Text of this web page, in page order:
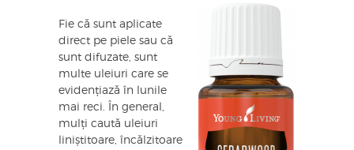
Fie că sunt aplicate
direct pe piele sau că
sunt difuzate, sunt
multe uleiuri care se
evidențiază în lunile
mai reci. În general,
mulți caută uleiuri
liniștitoare, încălzitoare